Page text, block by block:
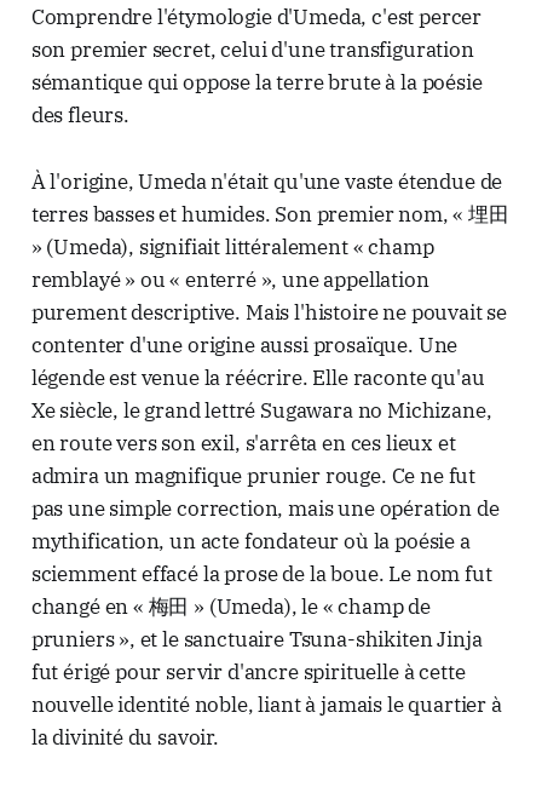
Comprendre l'étymologie d'Umeda, c'est percer
son premier secret, celui d'une transfiguration
sémantique qui oppose la terre brute à la poésie
des fleurs.
À l'origine, Umeda n'était qu'une vaste étendue de
terres basses et humides. Son premier nom, « 埋田
» (Umeda), signifiait littéralement « champ
remblayé » ou « enterré », une appellation
purement descriptive. Mais l'histoire ne pouvait se
contenter d'une origine aussi prosaïque. Une
légende est venue la réécrire. Elle raconte qu'au
Xe siècle, le grand lettré Sugawara no Michizane,
en route vers son exil, s'arrêta en ces lieux et
admira un magnifique prunier rouge. Ce ne fut
pas une simple correction, mais une opération de
mythification, un acte fondateur où la poésie a
sciemment effacé la prose de la boue. Le nom fut
changé en « 梅田 » (Umeda), le « champ de
pruniers », et le sanctuaire Tsuna-shikiten Jinja
fut érigé pour servir d'ancre spirituelle à cette
nouvelle identité noble, liant à jamais le quartier à
la divinité du savoir.